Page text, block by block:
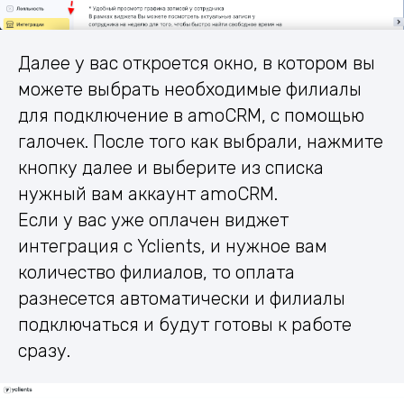
Далее у вас откроется окно, в котором вы
можете выбрать необходимые филиалы
для подключение в amoCRM, с помощью
галочек. После того как выбрали, нажмите
кнопку далее и выберите из списка
нужный вам аккаунт amoCRM.
Если у вас уже оплачен виджет
интеграция с Yclients, и нужное вам
количество филиалов, то оплата
разнесется автоматически и филиалы
подключаться и будут готовы к работе
сразу.